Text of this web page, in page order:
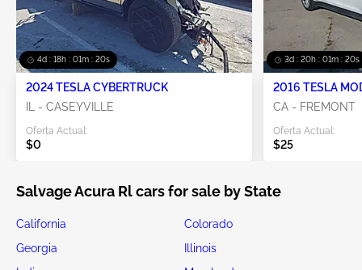
4d : 18h : 01m : 18s
2024 TESLA CYBERTRUCK
IL - CASEYVILLE
Oferta Actual:
$0
3d : 20h : 01m : 18s
2016 TESLA
CA - FREMONT
Oferta Actual:
$25
Salvage Acura Rl cars for sale by State
California
Colorado
Georgia
Illinois